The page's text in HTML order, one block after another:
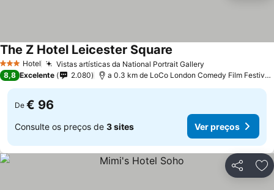
3 EstrelasHotel Vistas artísticas da National Portrait Gallery
The Z Hotel Leicester Square
8,8 Excelente 2.080 a 0.3 km de LoCo London Comedy Film Festival
De € 96
Consulte os preços de 3 sites Ver preços
Partilhar